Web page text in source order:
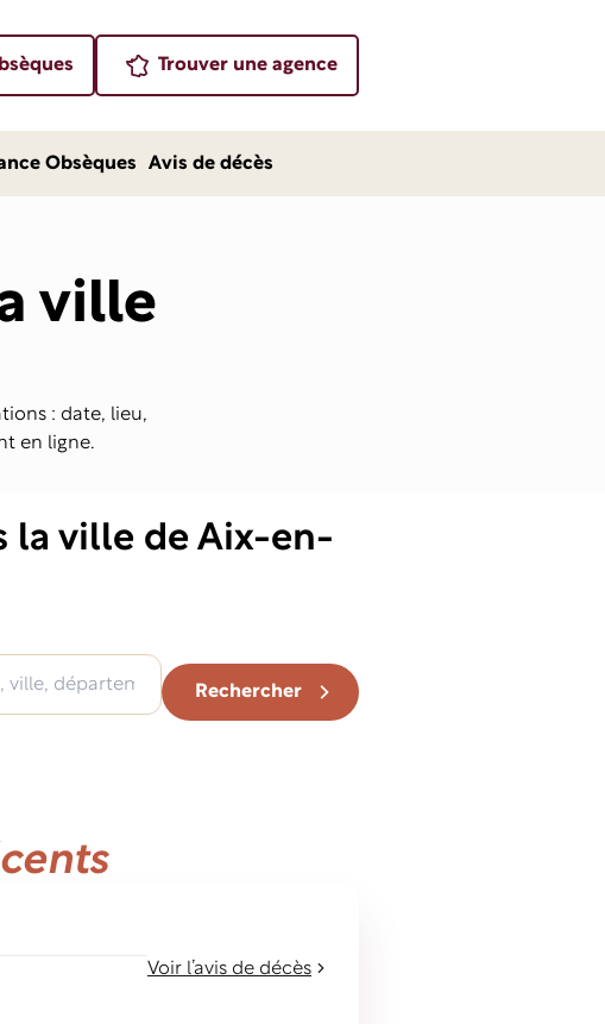
Trouver une agence
Obsèques Avis de décès
ville
: date, lieu,
en ligne.
la ville de Aix-en-
Rechercher
Voir l’avis de décès